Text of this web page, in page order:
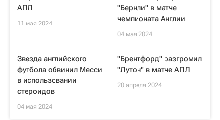
АПЛ
11 мая 2024
"Бернли" в матче
чемпионата Англии
04 мая 2024
Звезда английского
футбола обвинил Месси
в использовании
стероидов
04 мая 2024
"Брентфорд" разгромил
"Лутон" в матче АПЛ
20 апреля 2024